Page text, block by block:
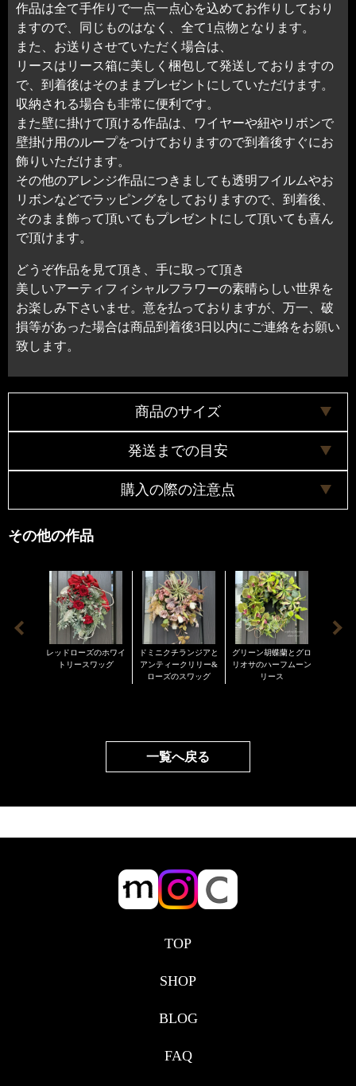
商品のサイズ
発送までの目安
購入の際の注意点
長さ 約30センチ（穂までは43センチ）
横幅 約22センチ
※配送料について
原則的にお客様のご都合による返品・キャンセルはお
受けできかねます。 商品ならび発送については細心の
注意を払っておりますが、万一、破損等があった場合
は商品到着後３日以内にご連絡お願い致します。
商品は全て手作りで作成していますので、お花の配置
す。了承の程宜しくお願い致します。
アーティフィシャルフラワーの特徴としてお花が取れ
る場合がございます。その時はお手持ちのボンドなど
でお取り付けください。
また、非常に長く楽しんで頂けるのがアーティフィシ
ャルフラワーの利点ではありますが、紫外線の多い陽
の当たる場所に長期間置かれますと紫外線により色褪
などご注意ください。このような場合の返品交換など
はお受けできません事をご承知ください。 また、ペッ
作品は全て手作りで一点一点心を込めてお作りしており
ますので、同じものはなく、全て1点物となります。
また、お送りさせていただく場合は、
リースはリース箱に美しく梱包して発送しておりますの
で、到着後はそのままプレゼントにしていただけます。
収納される場合も非常に便利です。
また壁に掛けて頂ける作品は、ワイヤーや紐やリボンで
壁掛け用のループをつけておりますので到着後すぐにお
飾りいただけます。
その他のアレンジ作品につきましても透明フイルムやお
リボンなどでラッピングをしておりますので、到着後、
そのまま飾って頂いてもプレゼントにして頂いても喜ん
で頂けます。
どうぞ作品を見て頂き、手に取って頂き
美しいアーティフィシャルフラワーの素晴らしい世界を
お楽しみ下さいませ。意を払っておりますが、万一、破
損等があった場合は商品到着後3日以内にご連絡をお願い
致します。
その他の作品
レッドローズのホワイ
トリースワッグ
ドミニクチランジアと
アンティークリリー&
ローズのスワッグ
グリーン胡蝶蘭とグロ
リオサのハーフムーン
リース
一覧へ戻る
TOP
SHOP
BLOG
FAQ